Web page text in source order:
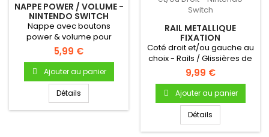
NAPPE POWER / VOLUME -
NINTENDO SWITCH
Nappe avec boutons
power & volume pour
Nintendo Switch - Pièce
neuve...
5,99 €
Ajouter au panier
Détails
RAIL METALLIQUE
FIXATION
JOYCON/CONSOLE -
GAUCHE ET/OU DROIT -
NINTENDO SWITCH
Coté droit et/ou gauche au
choix - Rails / Glissières de
fixation Joy-con sur...
9,99 €
Ajouter au panier
Détails